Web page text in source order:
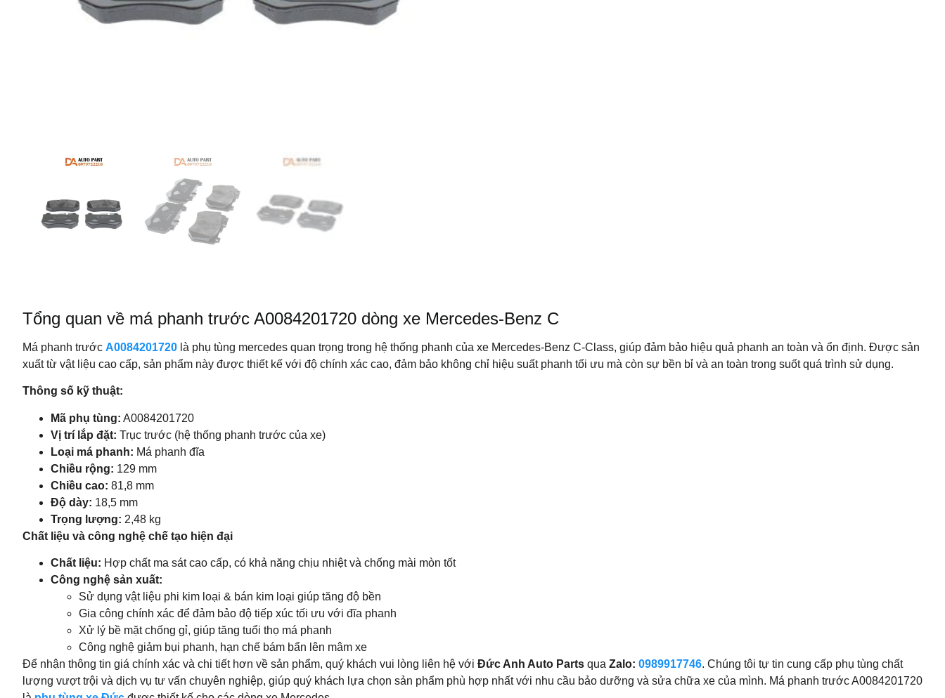
Tổng quan về má phanh trước A0084201720 dòng xe Mercedes-Benz C
Má phanh trước A0084201720 là phụ tùng mercedes quan trọng trong hệ thống phanh của xe Mercedes-Benz C-Class, giúp đảm bảo hiệu quả phanh an toàn và ổn định. Được sản
xuất từ vật liệu cao cấp, sản phẩm này được thiết kế với độ chính xác cao, đảm bảo không chỉ hiệu suất phanh tối ưu mà còn sự bền bỉ và an toàn trong suốt quá trình sử dụng.
Thông số kỹ thuật:
Mã phụ tùng: A0084201720
Vị trí lắp đặt: Trục trước (hệ thống phanh trước của xe)
Loại má phanh: Má phanh đĩa
Chiều rộng: 129 mm
Chiều cao: 81,8 mm
Độ dày: 18,5 mm
Trọng lượng: 2,48 kg
Chất liệu và công nghệ chế tạo hiện đại
Chất liệu: Hợp chất ma sát cao cấp, có khả năng chịu nhiệt và chống mài mòn tốt
Công nghệ sản xuất:
Sử dụng vật liệu phi kim loại & bán kim loại giúp tăng độ bền
Gia công chính xác để đảm bảo độ tiếp xúc tối ưu với đĩa phanh
Xử lý bề mặt chống gỉ, giúp tăng tuổi thọ má phanh
Công nghệ giảm bụi phanh, hạn chế bám bẩn lên mâm xe
Để nhận thông tin giá chính xác và chi tiết hơn về sản phẩm, quý khách vui lòng liên hệ với Đức Anh Auto Parts qua Zalo: 0989917746. Chúng tôi tự tin cung cấp phụ tùng chất
lượng vượt trội và dịch vụ tư vấn chuyên nghiệp, giúp quý khách lựa chọn sản phẩm phù hợp nhất với nhu cầu bảo dưỡng và sửa chữa xe của mình. Má phanh trước A0084201720